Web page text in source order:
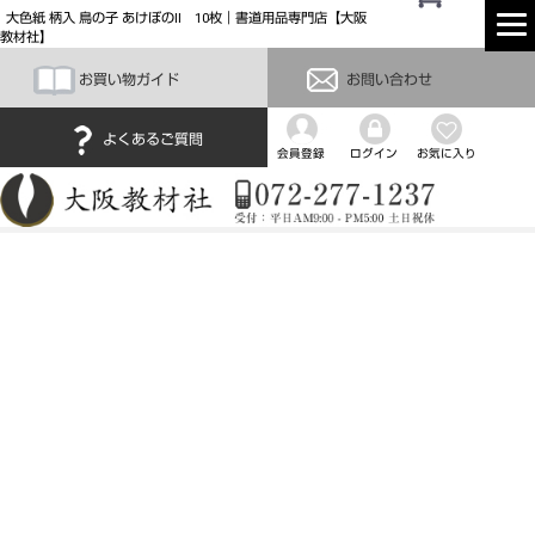
大色紙 柄入 鳥の子 あけぼのII 10枚｜書道用品専門店【大阪
教材社】
お買い物ガイド お問い合わせ
よくあるご質問
会員登録 ログイン お気に入り